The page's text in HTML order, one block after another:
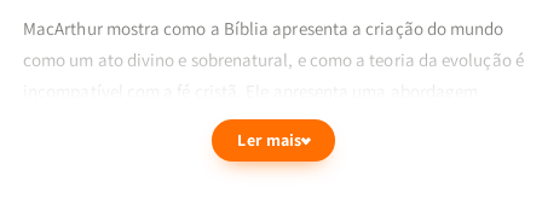
MacArthur mostra como a Bíblia apresenta a criação do mundo
como um ato divino e sobrenatural, e como a teoria da evolução é
incompatível com a fé cristã. Ele apresenta uma abordagem
bíblica e teológica para a compreensão da origem da vida,
enfatizando a importância da fé e da razão na compreensão de
Ler mais